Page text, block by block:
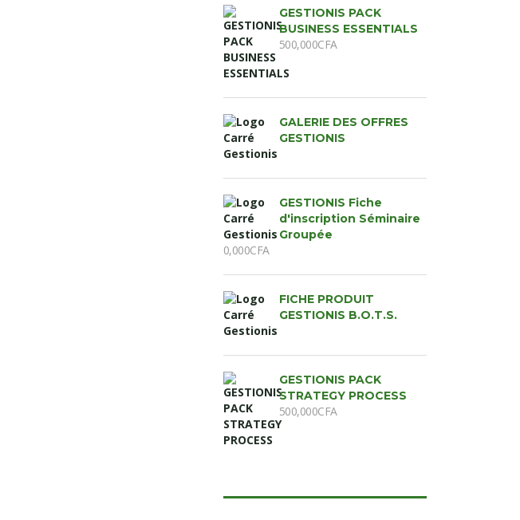
GESTIONIS PACK
BUSINESS ESSENTIALS
500,000CFA
GALERIE DES OFFRES
GESTIONIS
GESTIONIS Fiche
d'inscription Séminaire
Groupée
0,000CFA
FICHE PRODUIT
GESTIONIS B.O.T.S.
GESTIONIS PACK
STRATEGY PROCESS
500,000CFA